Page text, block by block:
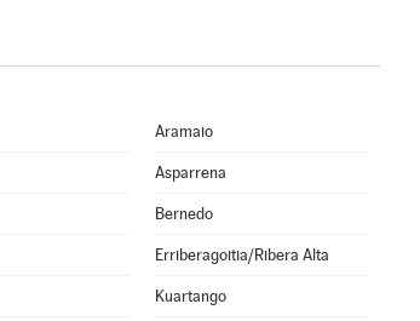
Aramaio
Asparrena
Bernedo
Erriberagoitia/Ribera Alta
Kuartango